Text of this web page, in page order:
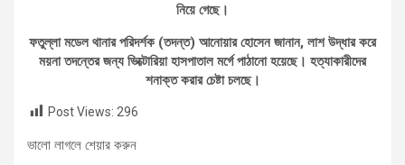
নিয়ে গেছে।
ফতুল্লা মডেল থানার পরিদর্শক (তদন্ত) আনোয়ার হোসেন জানান, লাশ উদ্ধার করে
ময়না তদন্তের জন্য ভিক্টোরিয়া হাসপাতাল মর্গে পাঠানো হয়েছে। হত্যাকারীদের
শনাক্ত করার চেষ্টা চলছে।
Post Views: 296
ভালো লাগলে শেয়ার করুন